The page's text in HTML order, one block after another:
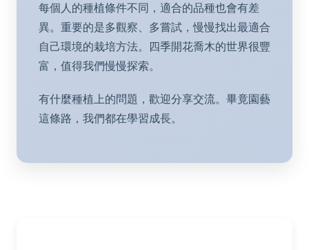
每個人的種植條件不同，適合的品種也會有差
異。重要的是多觀察、多嘗試，慢慢找出最適合
自己環境的栽培方法。四季開花喬木的世界很豐
富，值得我們慢慢探索。
有什麼種植上的問題，歡迎分享交流。畢竟園藝
這條路，我們都在學習成長。